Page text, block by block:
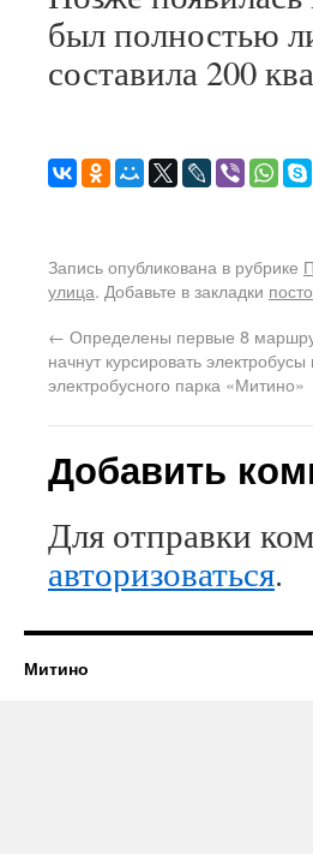
был полностью
составила 200
Запись опубликована в рубрике
улица. Добавьте в закладки
← Определены первые 8
начнут курсировать
электробусного парка «Митино»
Добавить
Для отправки
авторизоваться.
Митино